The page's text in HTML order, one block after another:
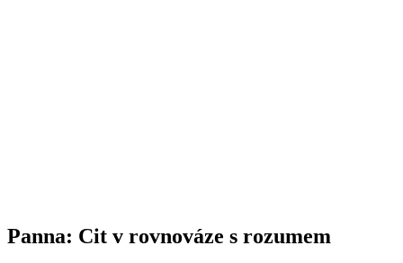
Panna: Cit v rovnováze s rozumem